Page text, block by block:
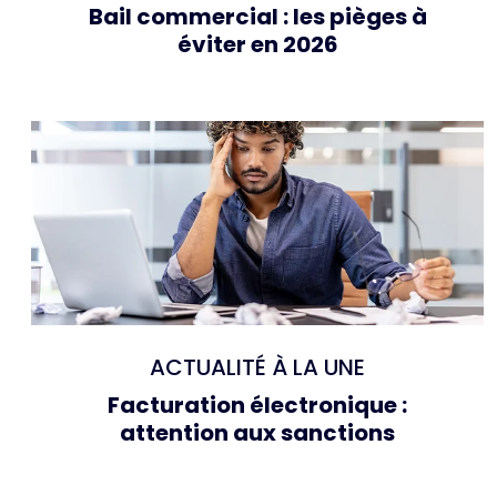
Bail commercial : les pièges à
éviter en 2026
ACTUALITÉ À LA UNE
Facturation électronique :
attention aux sanctions